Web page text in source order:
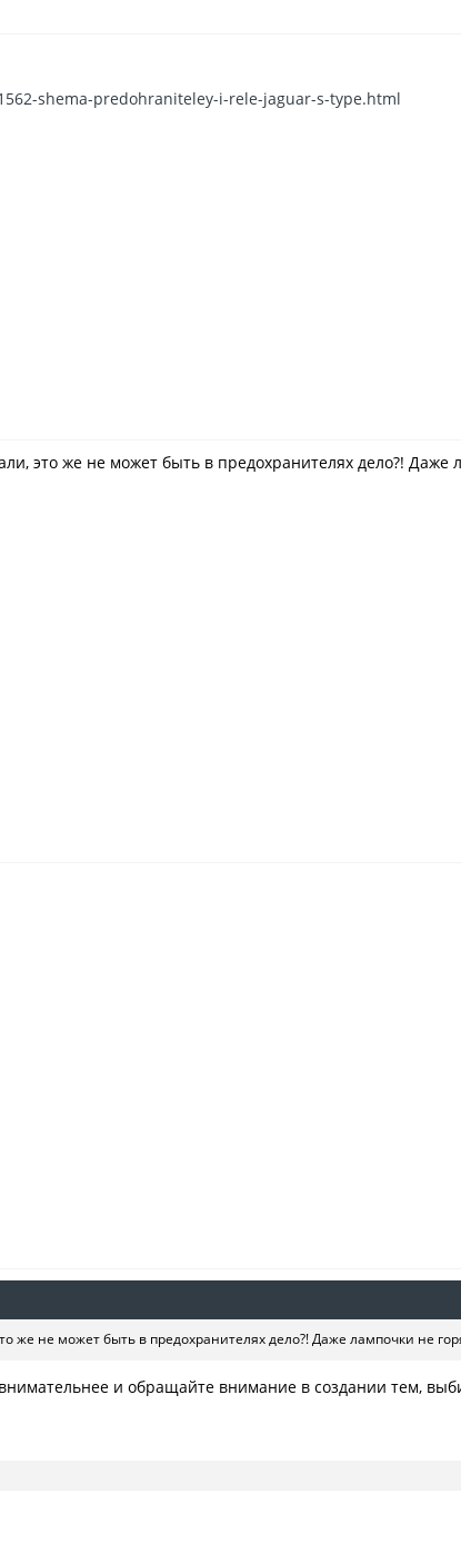
shema-predohraniteley-i-rele-jaguar-s-type.html
это же не может быть в предохранителях дело?! Даже
же не может быть в предохранителях дело?! Даже лампочки не
и обращайте внимание в создании тем,